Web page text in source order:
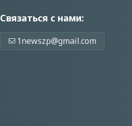
Связаться с нами:
1newszp@gmail.com